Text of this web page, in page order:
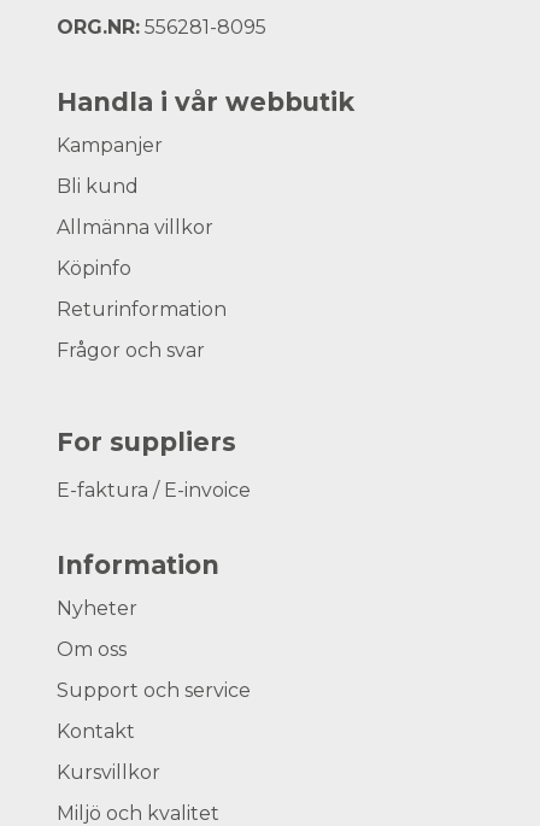
ORG.NR: 556281-8095
Handla i vår webbutik
Kampanjer
Bli kund
Allmänna villkor
Köpinfo
Returinformation
Frågor och svar
For suppliers
E-faktura / E-invoice
Information
Nyheter
Om oss
Support och service
Kontakt
Kursvillkor
Miljö och kvalitet